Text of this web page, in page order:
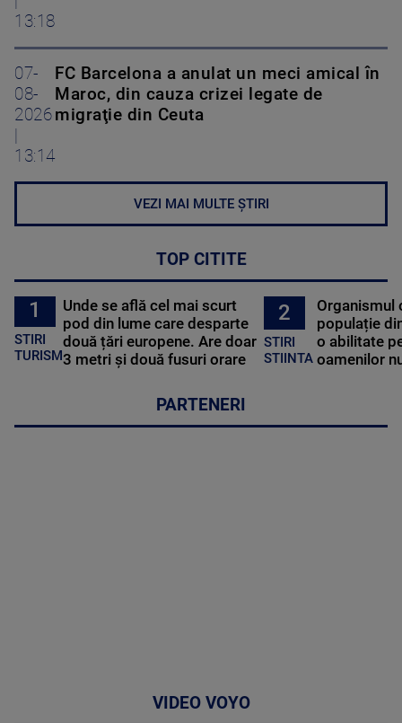
13:18
07-
08-
2026
13:14
FC Barcelona a anulat un meci amical în
Maroc, din cauza crizei legate de
migraţie din Ceuta
VEZI MAI MULTE ȘTIRI
TOP CITITE
1
STIRI
TURISM
Unde se află cel mai scurt
pod din lume care desparte
două țări europene. Are doar
3 metri și două fusuri orare
2
STIRI
STIINTA
Organismul
populație
o abilitate
oamenilor
PARTENERI
VIDEO VOYO